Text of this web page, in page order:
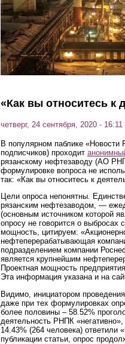
«Как вы относитесь к
четверг, 24 сентября, 2020 - 16:11
В популярном паблике «Новости
подписчиков) проходит
рязанскому нефтезаводу (АО
формулировке вопроса не
так: «Как вы относитесь к
Цели опроса непонятны.
рязанским нефтезаводом, —
(основным источником которой
опросу не говорится о выбросах
мощность, цитируем:
нефтеперерабатывающая
подразделением компании
является крупнейшим
Проектная мощность
Эта информация указана и на
Видимо, инициатором
даже при тех формулировках
более половины – 58.52%
деятельность РНПК
14.43% (264 человека)
публикации статьи, опрос